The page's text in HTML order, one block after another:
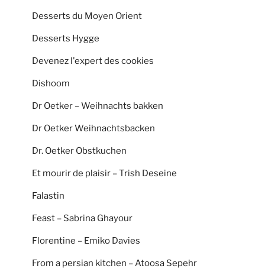
Desserts du Moyen Orient
Desserts Hygge
Devenez l'expert des cookies
Dishoom
Dr Oetker – Weihnachts bakken
Dr Oetker Weihnachtsbacken
Dr. Oetker Obstkuchen
Et mourir de plaisir – Trish Deseine
Falastin
Feast – Sabrina Ghayour
Florentine – Emiko Davies
From a persian kitchen – Atoosa Sepehr